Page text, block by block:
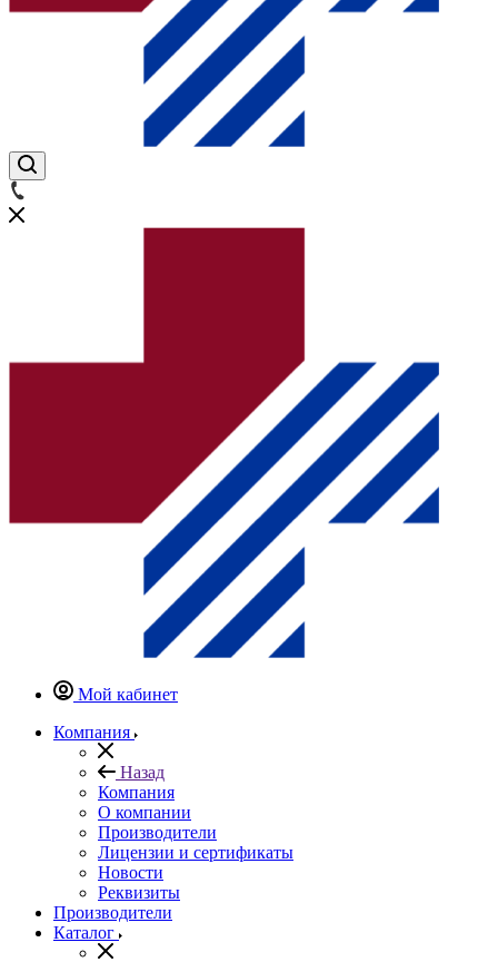
Мой кабинет
Компания
Назад
Компания
О компании
Производители
Лицензии и сертификаты
Новости
Реквизиты
Производители
Каталог